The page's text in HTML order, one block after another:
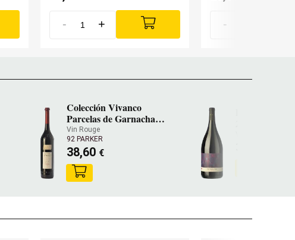
- + -
Colección Vivanco
Parcelas de Garnacha
2021
Vin Rouge
92 PARKER
38,60 €